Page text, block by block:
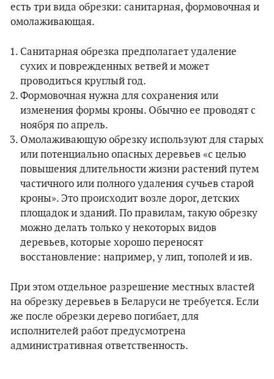
есть три вида обрезки: санитарная, формовочная и
омолаживающая.
Санитарная обрезка предполагает удаление
сухих и поврежденных ветвей и может
проводиться круглый год.
Формовочная нужна для сохранения или
изменения формы кроны. Обычно ее проводят с
ноября по апрель.
Омолаживающую обрезку используют для старых
или потенциально опасных деревьев «с целью
повышения длительности жизни растений путем
частичного или полного удаления сучьев старой
кроны». Это происходит возле дорог, детских
площадок и зданий. По правилам, такую обрезку
можно делать только у некоторых видов
деревьев, которые хорошо переносят
восстановление: например, у лип, тополей и ив.
При этом отдельное разрешение местных властей
на обрезку деревьев в Беларуси не требуется. Если
же после обрезки дерево погибает, для
исполнителей работ предусмотрена
административная ответственность.